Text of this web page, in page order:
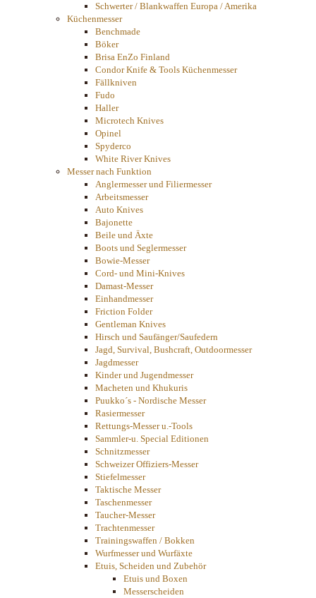
Schwerter / Blankwaffen Europa / Amerika
Küchenmesser
Benchmade
Böker
Brisa EnZo Finland
Condor Knife & Tools Küchenmesser
Fällkniven
Fudo
Haller
Microtech Knives
Opinel
Spyderco
White River Knives
Messer nach Funktion
Anglermesser und Filiermesser
Arbeitsmesser
Auto Knives
Bajonette
Beile und Äxte
Boots und Seglermesser
Bowie-Messer
Cord- und Mini-Knives
Damast-Messer
Einhandmesser
Friction Folder
Gentleman Knives
Hirsch und Saufänger/Saufedern
Jagd, Survival, Bushcraft, Outdoormesser
Jagdmesser
Kinder und Jugendmesser
Macheten und Khukuris
Puukko´s - Nordische Messer
Rasiermesser
Rettungs-Messer u.-Tools
Sammler-u. Special Editionen
Schnitzmesser
Schweizer Offiziers-Messer
Stiefelmesser
Taktische Messer
Taschenmesser
Taucher-Messer
Trachtenmesser
Trainingswaffen / Bokken
Wurfmesser und Wurfäxte
Etuis, Scheiden und Zubehör
Etuis und Boxen
Messerscheiden